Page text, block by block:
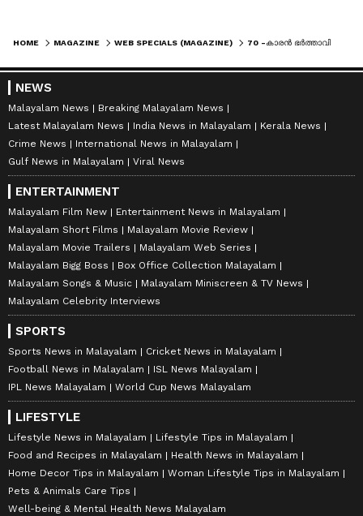
HOME MAGAZINE WEB SPECIALS (MAGAZINE)
NEWS
Malayalam News
Breaking Malayalam News
Latest Malayalam News
India News in Malayalam
Kerala News
Crime News
International News in Malayalam
Gulf News in Malayalam
Viral News
ENTERTAINMENT
Malayalam Film New
Entertainment News in Malayalam
Malayalam Short Films
Malayalam Movie Review
Malayalam Movie Trailers
Malayalam Web Series
Malayalam Bigg Boss
Box Office Collection Malayalam
Malayalam Songs & Music
Malayalam Miniscreen & TV News
Malayalam Celebrity Interviews
SPORTS
Sports News in Malayalam
Cricket News in Malayalam
Football News in Malayalam
ISL News Malayalam
IPL News Malayalam
World Cup News Malayalam
LIFESTYLE
Lifestyle News in Malayalam
Lifestyle Tips in Malayalam
Food and Recipes in Malayalam
Health News in Malayalam
Home Decor Tips in Malayalam
Woman Lifestyle Tips in Malayalam
Pets & Animals Care Tips
Well-being & Mental Health News Malayalam